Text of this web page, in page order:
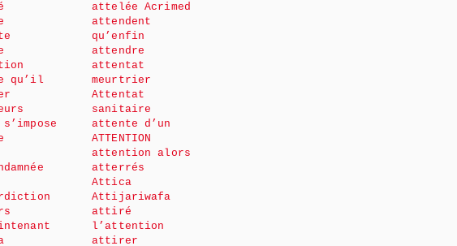
qu’il
attelée Acrimed
attendent
qu’enfin
attendre
attentat
meurtrier
Attentat
sanitaire
attente d’un
ATTENTION
attention alors
atterrés
Attica
Attijariwafa
attiré
l’attention
attirer